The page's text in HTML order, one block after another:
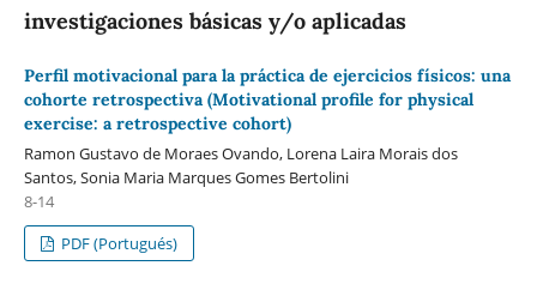
investigaciones básicas y/o aplicadas
Perfil motivacional para la práctica de ejercicios físicos: una
cohorte retrospectiva (Motivational profile for physical
exercise: a retrospective cohort)
Ramon Gustavo de Moraes Ovando, Lorena Laira Morais dos
Santos, Sonia Maria Marques Gomes Bertolini
8-14
PDF (Portugués)